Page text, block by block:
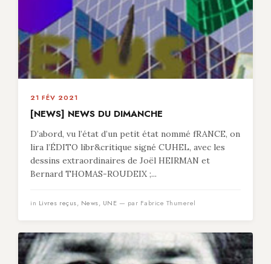
21 FÉV 2021
[NEWS] NEWS DU DIMANCHE
D’abord, vu l’état d’un petit état nommé fRANCE, on
lira l’ÉDITO libr&critique signé CUHEL, avec les
dessins extraordinaires de Joël HEIRMAN et
Bernard THOMAS-ROUDEIX ;...
in Livres reçus, News, UNE — par Fabrice Thumerel